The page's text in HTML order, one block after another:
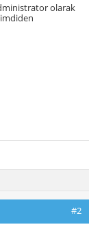
olarak
#2